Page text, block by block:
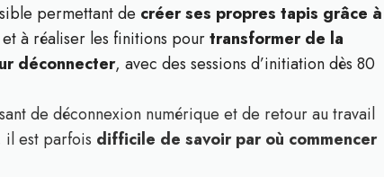
permettant de créer ses propres tapis grâce à
à réaliser les finitions pourtransformer de la
déconnecter, avec des sessions d’initiation dès 80
de déconnexion numérique et de retour au travail
il est parfois difficile de savoir par où commencer